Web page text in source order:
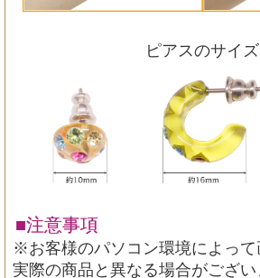
ピアスのサイズ
■注意事項
※お客様のパソコン環境によって
実際の商品と異なる場合がござ